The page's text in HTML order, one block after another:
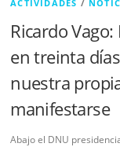
ACTIVIDADES /
Ricardo
en treinta
nuestra
manifestarse
Abajo el DNU